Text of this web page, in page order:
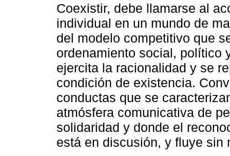
Coexistir, debe llamarse al
individual en un mundo de
del modelo competitivo que
ordenamiento social, político
ejercita la racionalidad y se
condición de existencia.
conductas que se
atmósfera comunicativa de
solidaridad y donde el
está en discusión, y fluye sin